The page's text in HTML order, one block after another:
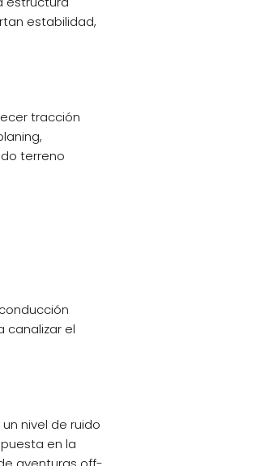
estabilidad,
tracción
terreno
canalizar el
nivel de ruido
en la